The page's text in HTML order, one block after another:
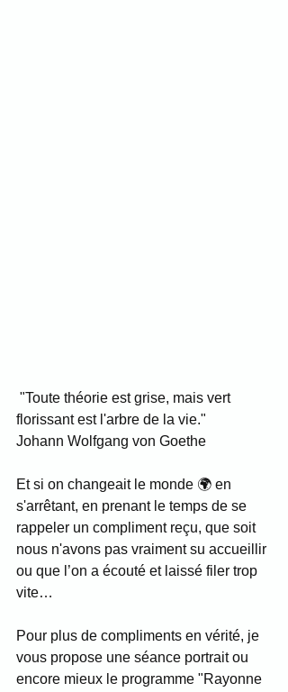
florissant est l'arbre de la vie."
Johann Wolfgang von Goethe
Et si on changeait le monde 🌍 en
s'arrêtant, en prenant le temps de se
rappeler un compliment reçu, que soit
nous n'avons pas vraiment su accueillir
ou que l’on a écouté et laissé filer trop
vite…
Pour plus de compliments en vérité, je
vous propose une séance portrait ou
encore mieux le programme "Rayonne